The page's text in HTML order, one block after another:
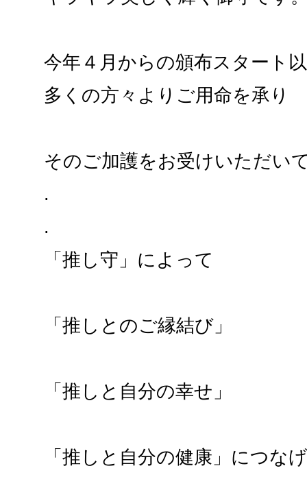
今年４月からの頒布スタート
多くの方々よりご用命を承り
そのご加護をお受けいただい
.
.
「推し守」によって
「推しとのご縁結び」
「推しと自分の幸せ」
「推しと自分の健康」につな